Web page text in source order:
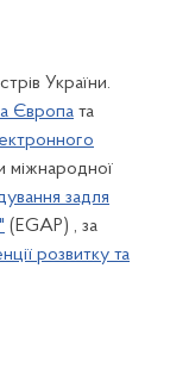
України.
Європа та
міжнародної
задля
(EGAP) , за
розвитку та